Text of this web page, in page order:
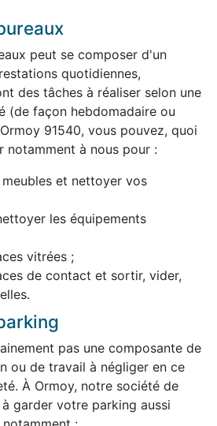
peut se composer d'un
quotidiennes,
des tâches à réaliser selon une
(de façon hebdomadaire ou
91540, vous pouvez, quoi
notamment à nous pour :
et nettoyer vos
les équipements
vitrées ;
de contact et sortir, vider,
pas une composante de
ou de travail à négliger en ce
À Ormoy, notre société de
garder votre parking aussi